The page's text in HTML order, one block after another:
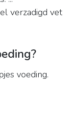
verzadigd vet
voeding.